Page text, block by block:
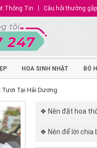
Thông Tin Câu hỏi thường gặp
HOA SINH NHẬT BÓ
Tại Hải Dương
❖ Nên đặt hoa
❖ Nên để lời chia